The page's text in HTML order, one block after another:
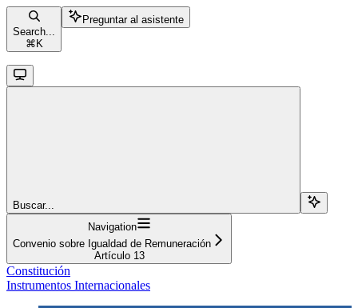
Search...
⌘ K
Preguntar al asistente
Buscar...
Navigation
Convenio sobre Igualdad de Remuneración
Artículo 13
Constitución
Instrumentos Internacionales